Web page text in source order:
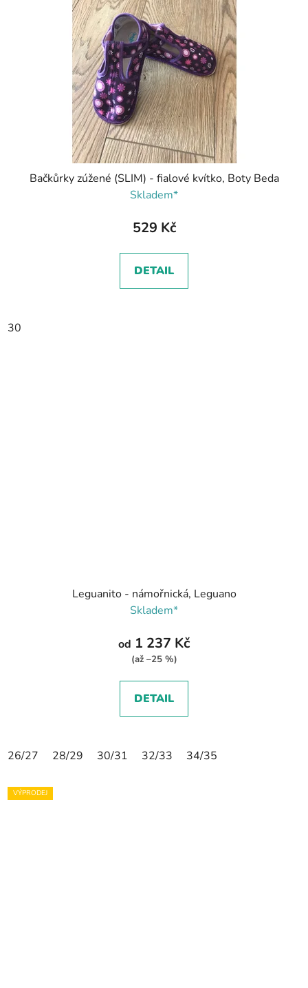
Bačkůrky zúžené (SLIM) - fialové kvítko, Boty Beda
Skladem*
529 Kč
DETAIL
30
Leguanito - námořnická, Leguano
Skladem*
od 1 237 Kč
(až –25 %)
DETAIL
26/27 28/29 30/31 32/33 34/35
VÝPRODEJ